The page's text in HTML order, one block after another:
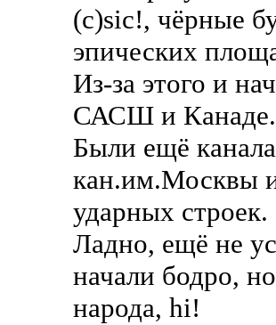
(с)sic!, чёрные
эпических
Из-за этого и
САСШ и Канаде.
Были ещё
кан.им.Москвы
ударных строек.
Ладно, ещё не
начали бодро,
народа, hi!